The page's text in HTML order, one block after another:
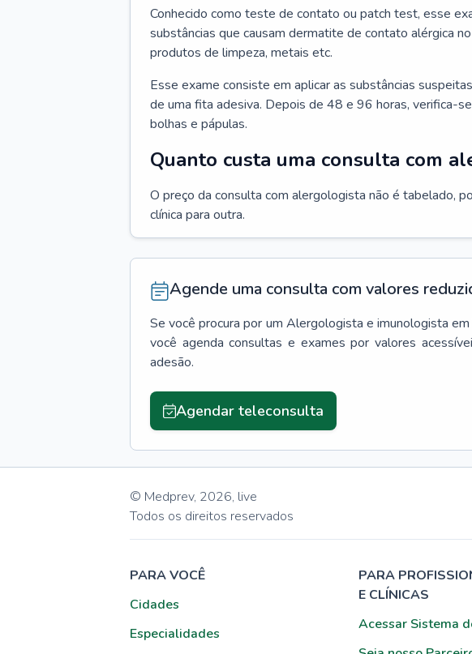
Conhecido como teste de contato ou patch test, esse
substâncias que causam dermatite de contato alérgica
produtos de limpeza, metais etc.
Esse exame consiste em aplicar as substâncias
de uma fita adesiva. Depois de 48 e 96 horas, verifica-
bolhas e pápulas.
Quanto custa uma consulta com
O preço da consulta com alergologista não é tabelado,
clínica para outra.
Agende uma consulta com valores
Se você procura por um Alergologista e imunologista em
você agenda consultas e exames por valores
adesão.
Agendar teleconsulta
© Medprev, 2026, live
Todos os direitos reservados
PARA VOCÊ
Cidades
Especialidades
PARA
E CLÍNICAS
Acessar Sistema